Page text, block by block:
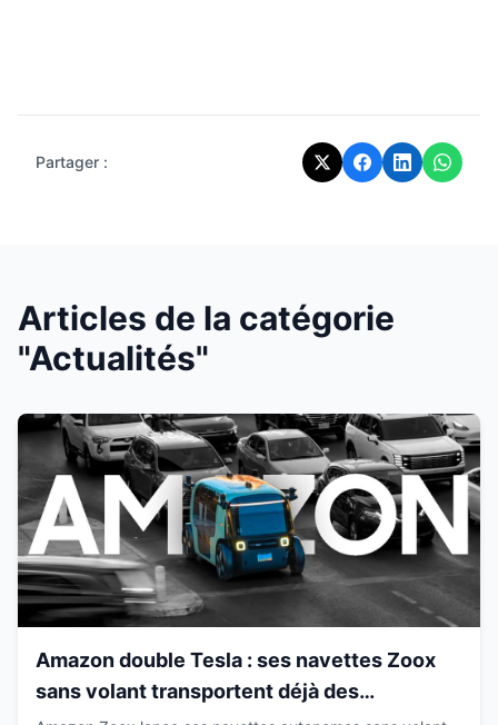
Partager :
Articles de la catégorie
"Actualités"
Amazon double Tesla : ses navettes Zoox
sans volant transportent déjà des